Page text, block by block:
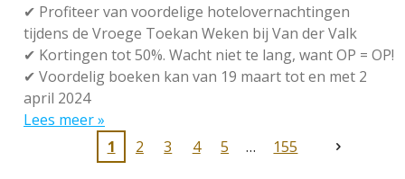
✔ Profiteer van voordelige hotelovernachtingen
tijdens de Vroege Toekan Weken bij Van der Valk
✔ Kortingen tot 50%. Wacht niet te lang, want OP = OP!
✔ Voordelig boeken kan van 19 maart tot en met 2
april 2024
Lees meer »
1
2 3 4 5 155